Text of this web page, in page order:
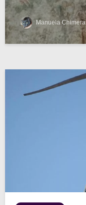
Manuela Chimera